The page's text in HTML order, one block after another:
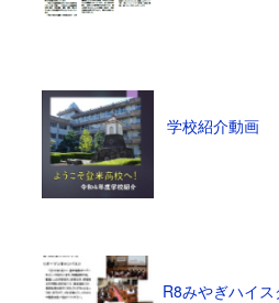
学校紹介動画
R8みやぎハイ